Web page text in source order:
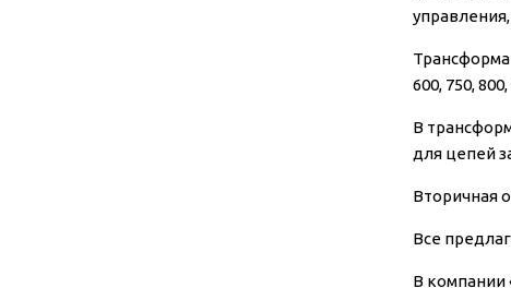
600, 750,
В
для цепей
Вторичная
Все
В компании